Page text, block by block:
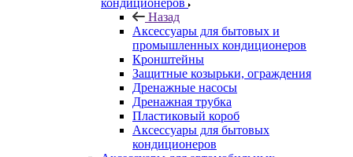
кондиционеров
Назад
Аксессуары для бытовых и
промышленных кондиционеров
Кронштейны
Защитные козырьки, ограждения
Дренажные насосы
Дренажная трубка
Пластиковый короб
Аксессуары для бытовых
кондиционеров